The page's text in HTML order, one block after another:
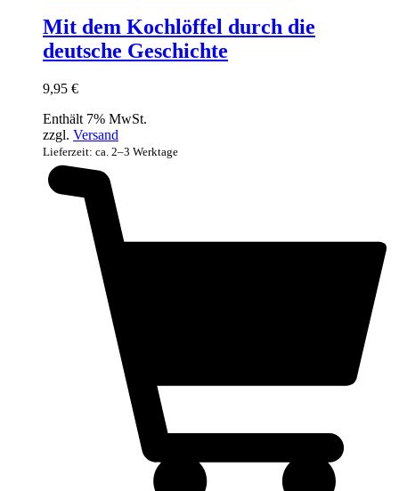
Mit dem Kochlöffel durch die
deutsche Geschichte
9,95 €
Enthält 7% MwSt.
zzgl. Versand
Lieferzeit: ca. 2–3 Werktage